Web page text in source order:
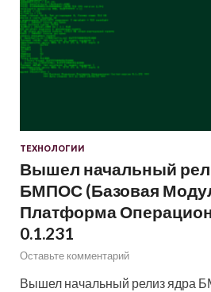
ТЕХНОЛОГИИ
Вышел начальный
БМПОС (Базовая
Платформа
0.1.231
Оставьте комментарий
Вышел начальный релиз ядра